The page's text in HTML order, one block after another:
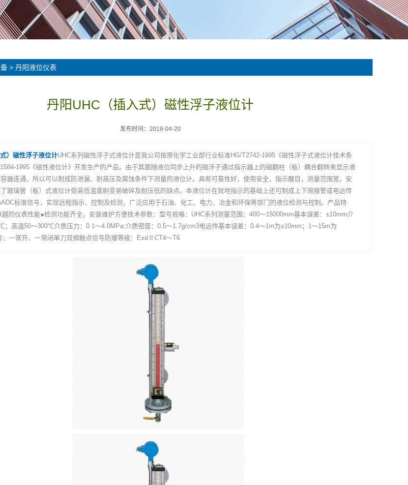
> 丹阳液位仪表
丹阳UHC（插入式）磁性浮子液位计
发布时间：2018-04-20
）磁性浮子液位计UHC系列磁性浮子式液位计是我公司按原化学工业部行业标准HG/T2742-1995《磁性浮子式液位计技术条
1995《磁性液位计》开发生产的产品。由于其跟随液位同步上升的磁浮子通过指示器上的磁翻柱（板）耦合翻转来显示液
器连通，所以可以制成防泄漏、耐高压及腐蚀条件下测量的液位计。具有可靠性好，使用安全，指示醒目，测量范围宽，安
玻璃管（板）式液位计受高低温度剧变易破碎及耐压低的缺点。本液位计在就地指示的基础上还可制成上下限报警或电远传
标准信号，实现远程指示、控制及检测，广泛应用于石油、化工、电力、冶金和环保等部门的液位检测与控制。产品特
的仪表性能●检测功能齐全，安装维护方便技术参数：型号规格：UHC系列测量范围：400～15000mm基本误差：±10mm介
；高温50～300℃介质压力：0.1～4.0MPa;介质密度：0.5～1.7g/cm3电远传基本误差：0.4～1m为±10mm；1～15m为
：一常开、一常闭单刀双掷触点信号防爆等级：ExdⅡCT4～T6